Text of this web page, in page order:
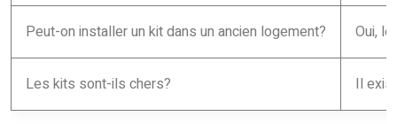
Peut-on installer un kit dans un ancien logement? Oui,
Les kits sont-ils chers? Il